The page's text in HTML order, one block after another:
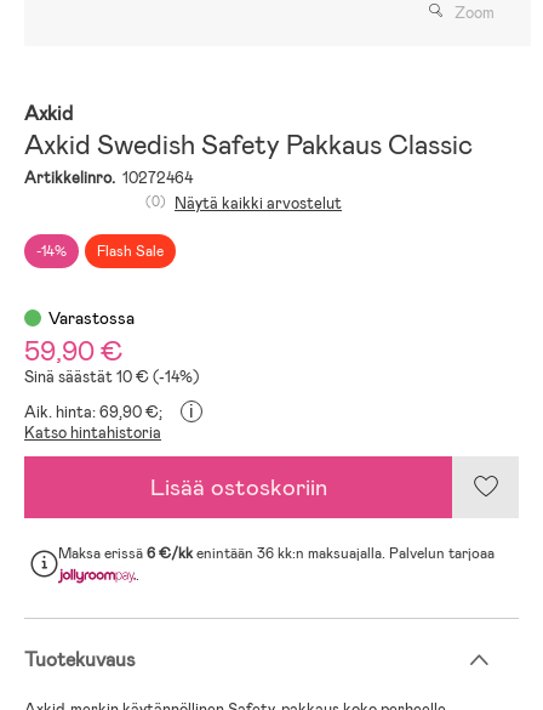
Zoom
Axkid
Axkid Swedish Safety Pakkaus Classic
Artikkelinro. 10272464
-14% Flash Sale
(0) Näytä kaikki arvostelut
Varastossa
59,90 €
Sinä säästät 10 € (-14%)
Aik. hinta: 69,90 €;
i
Katso hintahistoria
Lisää ostoskoriin
Maksa erissä6 €/kkenintään 36 kk:n maksuajalla. Palvelun tarjoaa
.
Tuotekuvaus